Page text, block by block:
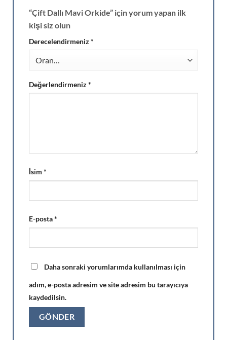
“Çift Dallı Mavi Orkide” için yorum yapan ilk
kişi siz olun
Derecelendirmeniz*
Değerlendirmeniz*
İsim *
E-posta*
Daha sonraki yorumlarımda kullanılması için
adım, e-posta adresim ve site adresim bu tarayıcıya
kaydedilsin.